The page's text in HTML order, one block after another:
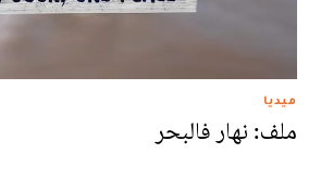
ميديا
ملف: نهار فالبحر